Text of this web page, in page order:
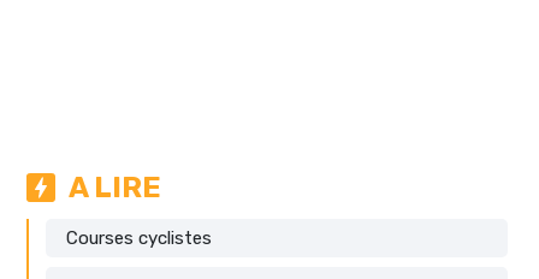
A LIRE
Courses cyclistes